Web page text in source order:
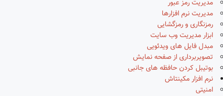
مدیریت رمز عبور
مدیریت نرم افزارها
رمزنگاری و رمزگشایی
ابزار مدیریت وب سایت
مبدل فایل های ویدئویی
تصویربرداری از صفحه نمایش
بوتیبل کردن حافظه های جانبی
نرم افزار مکینتاش
امنیتی